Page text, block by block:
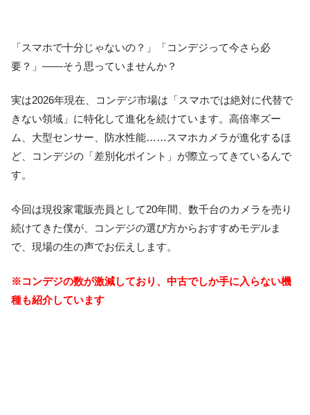
「スマホで十分じゃないの？」「コンデジって今さら必
要？」——そう思っていませんか？
実は2026年現在、コンデジ市場は「スマホでは絶対に代替で
きない領域」に特化して進化を続けています。高倍率ズー
ム、大型センサー、防水性能……スマホカメラが進化するほ
ど、コンデジの「差別化ポイント」が際立ってきているんで
す。
今回は現役家電販売員として20年間、数千台のカメラを売り
続けてきた僕が、コンデジの選び方からおすすめモデルま
で、現場の生の声でお伝えします。
※コンデジの数が激減しており、中古でしか手に入らない機
種も紹介しています